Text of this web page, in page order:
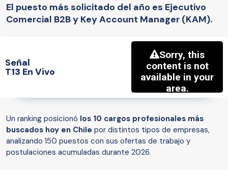
El puesto más solicitado del año es Ejecutivo
Comercial B2B y Key Account Manager (KAM).
Señal
T13 En Vivo
Un ranking posicionó los 10 cargos profesionales más
buscados hoy en Chile por distintos tipos de empresas,
analizando 150 puestos con sus ofertas de trabajo y
postulaciones acumuladas durante 2026.